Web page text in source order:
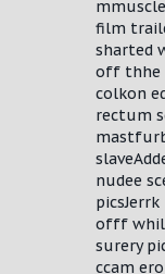
film
sharted
off thhe
colkon
rectum
nudee
picsJerrk
offf
surery
ccam